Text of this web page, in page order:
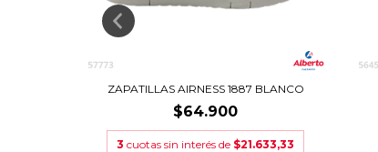
ZAPATILLAS AIRNESS 1887 BLANCO
$64.900
3 cuotas sin interés de $21.633,33